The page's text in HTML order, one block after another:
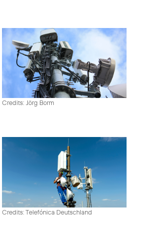
Credits: Jörg Borm
Credits: Telefónica Deutschland